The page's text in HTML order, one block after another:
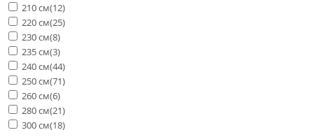
210 см(12)
220 см(25)
230 см(8)
235 см(3)
240 см(44)
250 см(71)
260 см(6)
280 см(21)
300 см(18)